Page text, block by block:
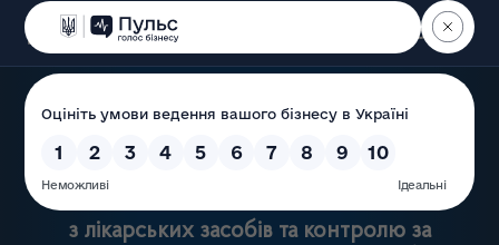
Пошук
з лікарських засобів та контролю за